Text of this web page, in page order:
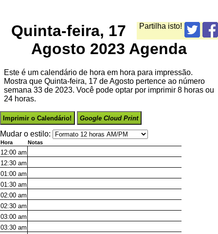
Partilha isto!
Quinta-feira, 17
Agosto 2023 Agenda
Este é um calendário de hora em hora para impressão.
Mostra que Quinta-feira, 17 de Agosto pertence ao número
semana 33 de 2023. Você pode optar por imprimir 8 horas ou
24 horas.
Imprimir o Calendário! Google Cloud Print
Mudar o estilo:
Hora Notas
12:00 am
12:30 am
01:00 am
01:30 am
02:00 am
02:30 am
03:00 am
03:30 am